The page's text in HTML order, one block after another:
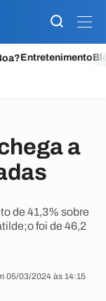
Entretenimento
a
de 41,3% sobre
foi de 46,2
05/03/2024 às 14:15